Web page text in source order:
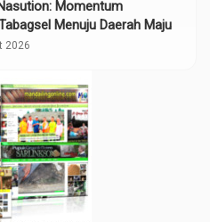
Momentum
Menuju Daerah Maju
2026